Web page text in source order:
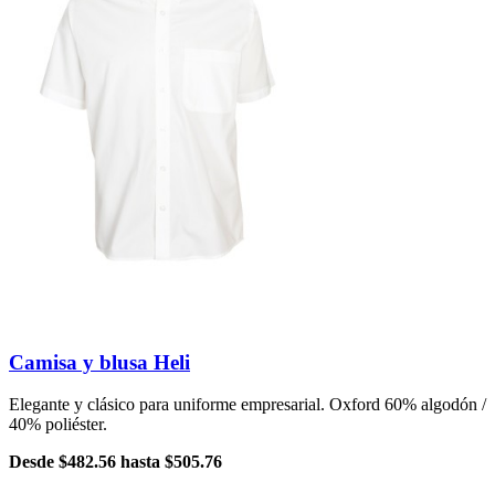
Camisa y blusa Heli
Elegante y clásico para uniforme empresarial. Oxford 60% algodón /
40% poliéster.
Desde $482.56 hasta $505.76